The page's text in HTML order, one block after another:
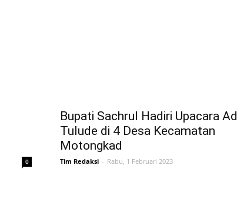
0
Bupati Sachrul Hadiri Upacara
Tulude di 4 Desa Kecamatan
Motongkad
Tim Redaksi - Rabu, 1 Februari 2023